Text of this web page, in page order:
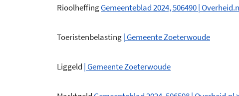
RioolheffingGemeenteblad 2024, 506490 |
Toeristenbelasting| Gemeente Zoeterwoude
Liggeld | Gemeente Zoeterwoude